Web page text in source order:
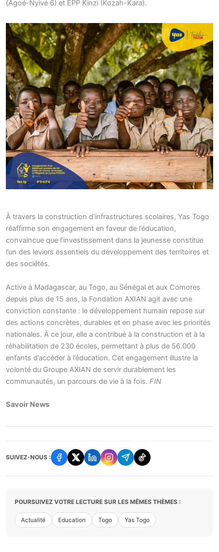
(Agoé-Nyivé 6) et EPP Kinzi (Kozah-Kara).
À travers la construction d’infrastructures scolaires, Yas Togo
réaffirme son engagement en faveur de l’éducation,
convaincue que l’investissement dans la jeunesse constitue
l’un des leviers essentiels du développement des territoires et
des sociétés.
Active à Madagascar, au Togo, au Sénégal et aux Comores
depuis plus de 15 ans, la Fondation AXIAN agit avec une
conviction constante : le développement humain repose sur
des actions concrètes, durables et en phase avec les priorités
nationales. À ce jour, elle a contribué à la construction et à la
réhabilitation de 230 écoles, permettant à plus de 56.000
enfants d’accéder à l’éducation. Cet engagement illustre la
volonté du Groupe AXIAN de servir durablement les
communautés, un parcours de vie à la fois. FIN
Savoir News
SUIVEZ-NOUS :
POURSUIVEZ VOTRE LECTURE SUR LES MÊMES THÈMES :
Actualité Education Togo Yas Togo